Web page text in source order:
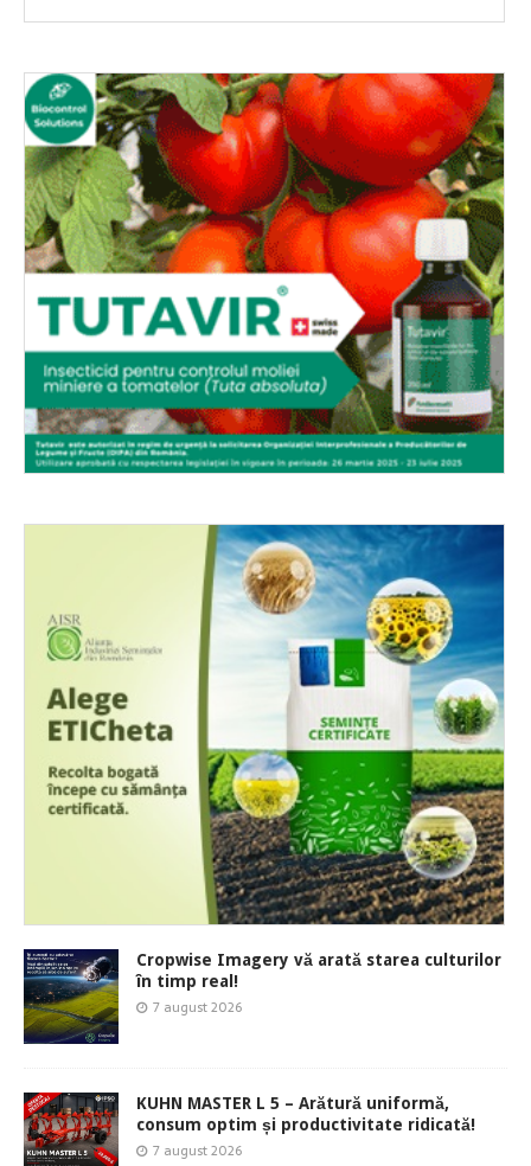
Cropwise Imagery vă arată starea culturilor
în timp real!
7 august 2026
KUHN MASTER L 5 – Arătură uniformă,
consum optim și productivitate ridicată!
7 august 2026